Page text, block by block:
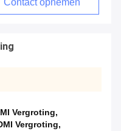
Contact opnemen
Vergroting,
Vergroting,